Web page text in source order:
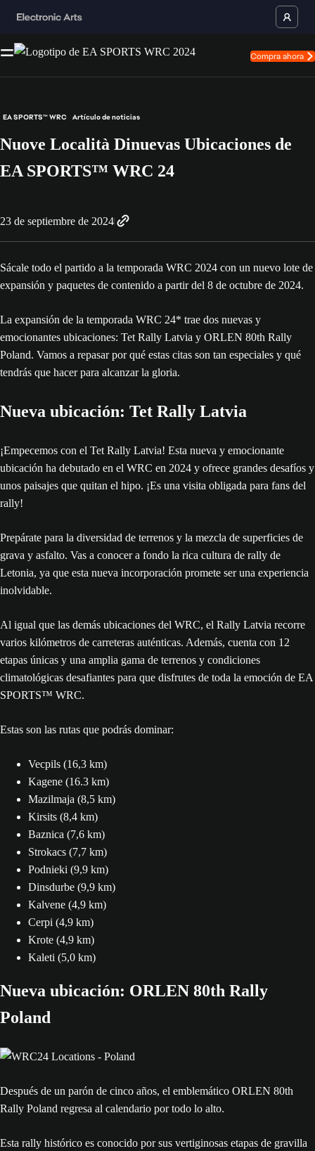
Compra ahora
EA SPORTS™ WRC Artículo de noticias
Nuove Località Dinuevas Ubicaciones de
EA SPORTS™ WRC 24
23 de septiembre de 2024
Sácale todo el partido a la temporada WRC 2024 con un nuevo lote de
expansión y paquetes de contenido a partir del 8 de octubre de 2024.
La expansión de la temporada WRC 24* trae dos nuevas y
emocionantes ubicaciones: Tet Rally Latvia y ORLEN 80th Rally
Poland. Vamos a repasar por qué estas citas son tan especiales y qué
tendrás que hacer para alcanzar la gloria.
Nueva ubicación: Tet Rally Latvia
¡Empecemos con el Tet Rally Latvia! Esta nueva y emocionante
ubicación ha debutado en el WRC en 2024 y ofrece grandes desafíos y
unos paisajes que quitan el hipo. ¡Es una visita obligada para fans del
rally!
Prepárate para la diversidad de terrenos y la mezcla de superficies de
grava y asfalto. Vas a conocer a fondo la rica cultura de rally de
Letonia, ya que esta nueva incorporación promete ser una experiencia
inolvidable.
Al igual que las demás ubicaciones del WRC, el Rally Latvia recorre
varios kilómetros de carreteras auténticas. Además, cuenta con 12
etapas únicas y una amplia gama de terrenos y condiciones
climatológicas desafiantes para que disfrutes de toda la emoción de EA
SPORTS™ WRC.
Estas son las rutas que podrás dominar:
Vecpils (16,3 km)
Kagene (16.3 km)
Mazilmaja (8,5 km)
Kirsits (8,4 km)
Baznica (7,6 km)
Strokacs (7,7 km)
Podnieki (9,9 km)
Dinsdurbe (9,9 km)
Kalvene (4,9 km)
Cerpi (4,9 km)
Krote (4,9 km)
Kaleti (5,0 km)
Nueva ubicación: ORLEN 80th Rally
Poland
Después de un parón de cinco años, el emblemático ORLEN 80th
Rally Poland regresa al calendario por todo lo alto.
Esta rally histórico es conocido por sus vertiginosas etapas de gravilla